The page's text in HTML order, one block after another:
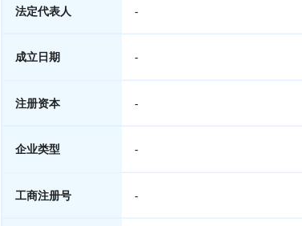
法定代表人 -
成立日期 -
注册资本 -
企业类型 -
工商注册号 -